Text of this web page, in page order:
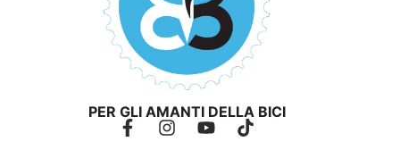
PER GLI AMANTI DELLA BICI